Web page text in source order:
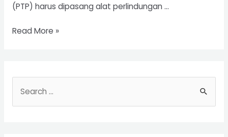
(PTP) harus dipasang alat perlindungan …
Riksa
dan
Produksi
Read More »